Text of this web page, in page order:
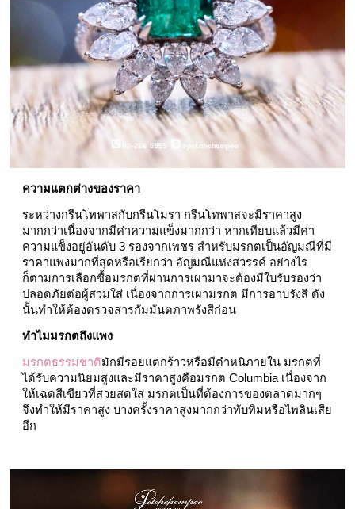
ความแตกต่างของราคา
ระหว่างกรีนโทพาสกับกรีนโมรา กรีนโทพาสจะมีราคาสูง
มากกว่าเนื่องจากมีค่าความแข็งมากกว่า หากเทียบแล้วมีค่า
ความแข็งอยู่อันดับ 3 รองจากเพชร สำหรับมรกตเป็นอัญมณีที่มี
ราคาแพงมากที่สุดหรือเรียกว่า อัญมณีแห่งสวรรค์ อย่างไร
ก็ตามการเลือกซื้อมรกตที่ผ่านการเผามาจะต้องมีใบรับรองว่า
ปลอดภัยต่อผู้สวมใส่ เนื่องจากการเผามรกต มีการอาบรังสี ดัง
นั้นทำให้ต้องตรวจสารกัมมันตภาพรังสีก่อน
ทำไมมรกตถึงแพง
มรกตธรรมชาติมักมีรอยแตกร้าวหรือมีตำหนิภายใน มรกตที่
ได้รับความนิยมสูงและมีราคาสูงคือมรกต Columbia เนื่องจาก
ให้เฉดสีเขียวที่สวยสดใส มรกตเป็นที่ต้องการของตลาดมากๆ
จึงทำให้มีราคาสูง บางครั้งราคาสูงมากกว่าทับทิมหรือไพลินเสีย
อีก